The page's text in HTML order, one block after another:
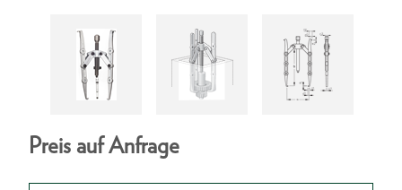
Preis auf Anfrage